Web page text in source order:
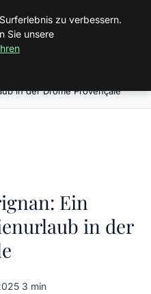
Grignan: Ein idyllischer
in der Drôme Provençale
Ein
in der
·3 min
zu verbessern.
Sie unsere